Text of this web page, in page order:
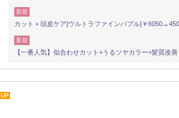
新規
カット＋頭皮ケア[ウルトラファインバブル]￥
新規
【一番人気】似合わせカット+うるツヤカラー+髪質改
UP